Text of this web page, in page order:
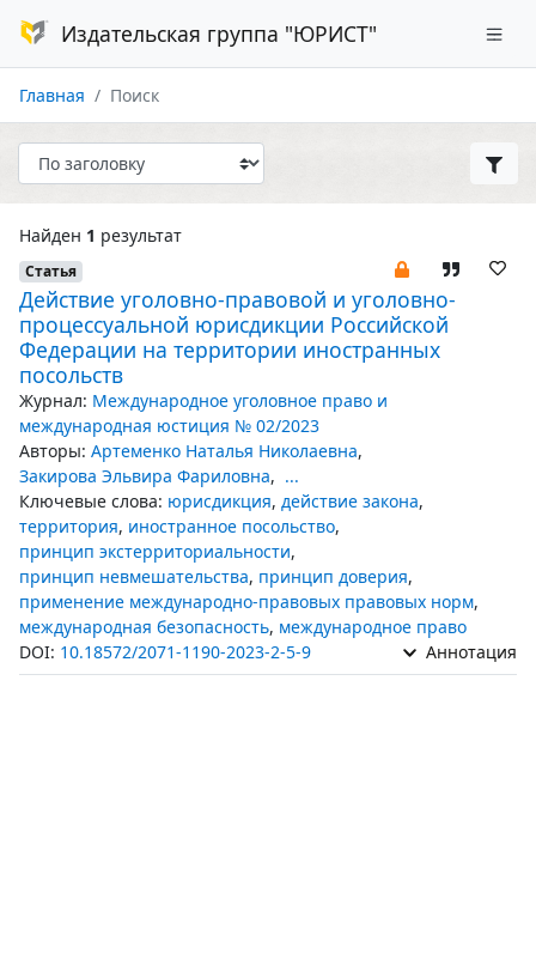
Издательская группа "ЮРИСТ"
Главная Поиск
Найден 1 результат
Статья
Действие уголовно-правовой и уголовно-
процессуальной юрисдикции Российской
Федерации на территории иностранных
посольств
Журнал: Международное уголовное право и
международная юстиция № 02/2023
Авторы: Артеменко Наталья Николаевна,
Закирова Эльвира Фариловна, ...
Ключевые слова: юрисдикция, действие закона,
территория, иностранное посольство,
принцип экстерриториальности,
принцип невмешательства, принцип доверия,
применение международно-правовых правовых норм,
международная безопасность, международное право
DOI: 10.18572/2071-1190-2023-2-5-9 Аннотация